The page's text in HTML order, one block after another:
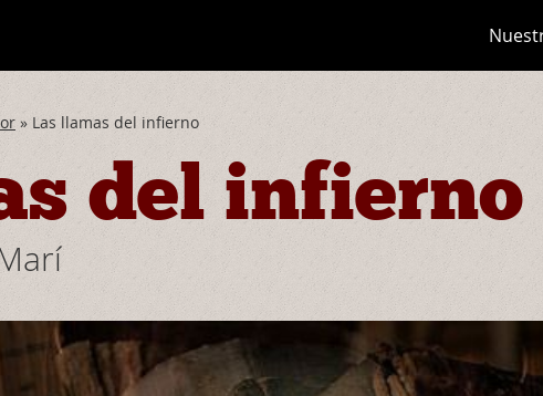
» Las llamas del infierno
del infierno